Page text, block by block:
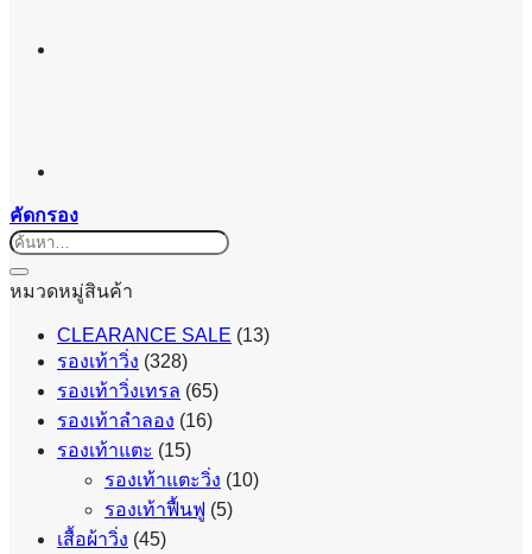
คัดกรอง
ค้นหา:
หมวดหมู่สินค้า
CLEARANCE SALE (13)
รองเท้าวิ่ง (328)
รองเท้าวิ่งเทรล (65)
รองเท้าลำลอง (16)
รองเท้าแตะ (15)
รองเท้าแตะวิ่ง (10)
รองเท้าฟื้นฟู (5)
เสื้อผ้าวิ่ง (45)